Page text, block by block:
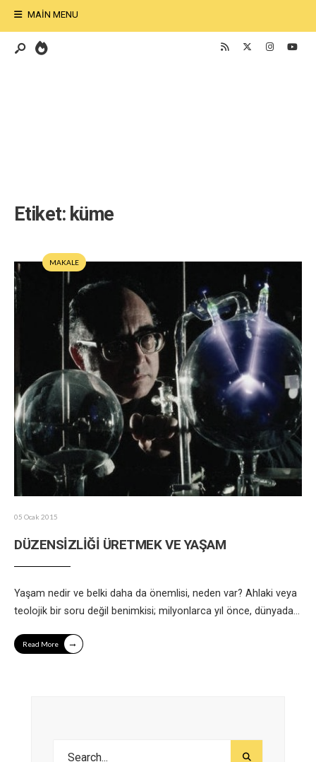
MAIN MENU
Etiket: küme
MAKALE
05 Ocak 2015
DÜZENSİZLİĞİ ÜRETMEK VE YAŞAM
Yaşam nedir ve belki daha da önemlisi, neden var? Ahlaki veya
teolojik bir soru değil benimkisi; milyonlarca yıl önce, dünyada...
Read More →